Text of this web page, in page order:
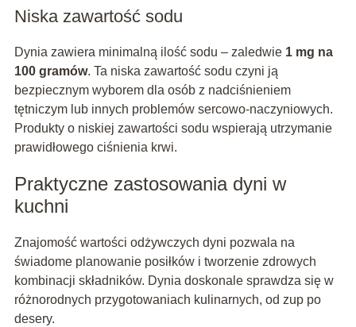
Niska zawartość sodu
Dynia zawiera minimalną ilość sodu – zaledwie 1 mg na
100 gramów. Ta niska zawartość sodu czyni ją
bezpiecznym wyborem dla osób z nadciśnieniem
tętniczym lub innych problemów sercowo-naczyniowych.
Produkty o niskiej zawartości sodu wspierają utrzymanie
prawidłowego ciśnienia krwi.
Praktyczne zastosowania dyni w
kuchni
Znajomość wartości odżywczych dyni pozwala na
świadome planowanie posiłków i tworzenie zdrowych
kombinacji składników. Dynia doskonale sprawdza się w
różnorodnych przygotowaniach kulinarnych, od zup po
desery.